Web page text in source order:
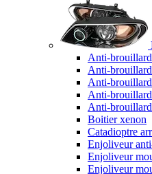
Anti-
Anti-
Anti-
Anti-
Anti-
Boitier xenon
Catadioptre
Enjoliveur
Enjoliveur
Enjoliveur